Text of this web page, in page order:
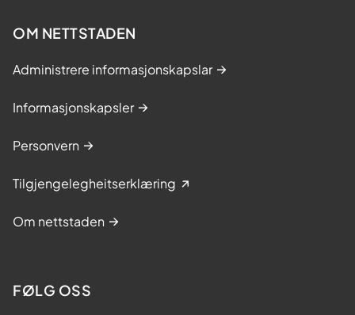
OM NETTSTADEN
Administrere informasjonskapslar
Informasjonskapsler
Personvern
Tilgjengelegheitserklæring
Om nettstaden
FØLG OSS